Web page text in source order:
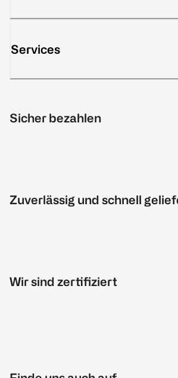
Services
Sicher bezahlen
Zuverlässig und schnell
Wir sind zertifiziert